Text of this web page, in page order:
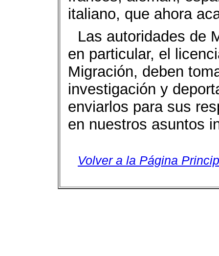
italiano, que ahora
Las autoridades de
en particular, el
Migración, deben
investigación y
enviarlos para sus
en nuestros asuntos
Volver a la Página